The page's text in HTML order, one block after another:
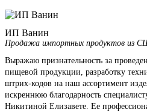
ИП Ванин
Продажа импортных продуктов из
Выражаю признательность за
пищевой продукции, разработку
штрих-кодов на наш ассортимент
искреннюю благодарность
Никитиной Елизавете. Ее